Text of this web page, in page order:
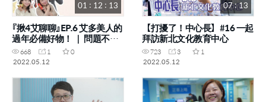
01 : 12 : 13
『揪4艾聊聊』EP.6 艾多美人的
過年必備好物！ ｜ 問題不要
欠過年！艾多美大哉問
668 1
0
2022.05.12
07 : 13
【打擾了！中心長】#16 一起
拜訪新北文化教育中心
723 3
1
2022.05.12